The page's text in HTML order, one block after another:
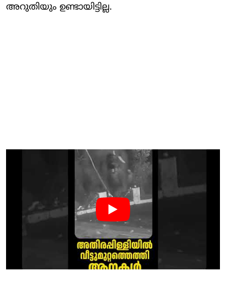
അറുതിയും ഉണ്ടായിട്ടില്ല.